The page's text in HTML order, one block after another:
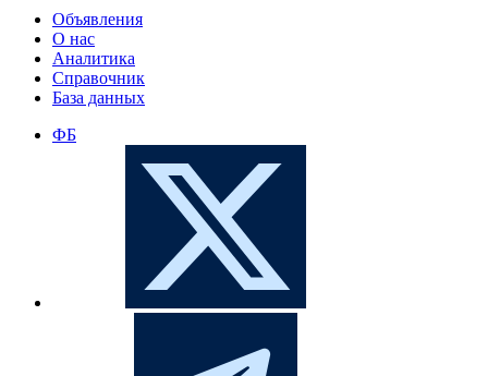
Объявления
О нас
Аналитика
Справочник
База данных
ФБ